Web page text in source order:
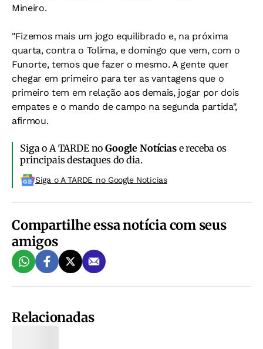
Mineiro.
"Fizemos mais um jogo equilibrado e, na próxima
quarta, contra o Tolima, e domingo que vem, com o
Funorte, temos que fazer o mesmo. A gente quer
chegar em primeiro para ter as vantagens que o
primeiro tem em relação aos demais, jogar por dois
empates e o mando de campo na segunda partida",
afirmou.
Siga o A TARDE noGoogle Notíciase receba os
principais destaques do dia.
Siga o A TARDE no Google Noticias
Compartilhe essa notícia com seus
amigos
Relacionadas